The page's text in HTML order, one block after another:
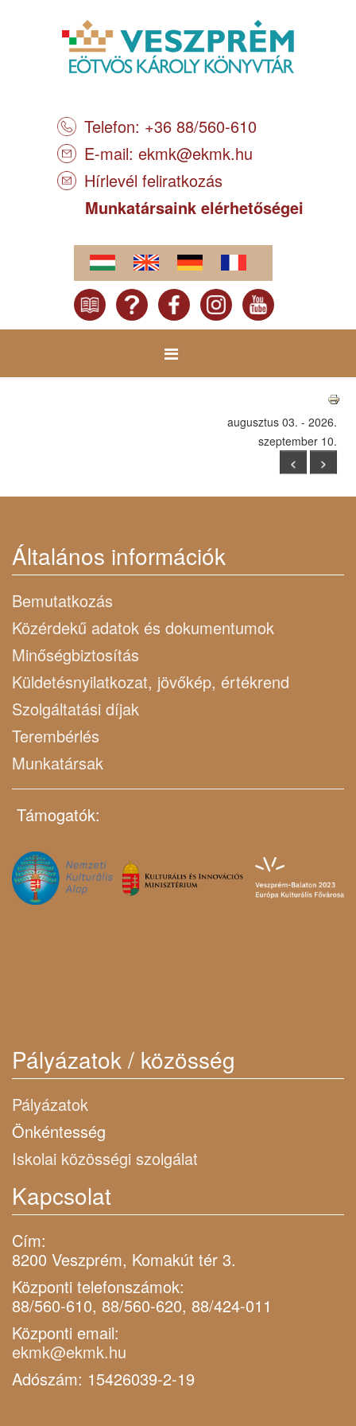
Telefon: +36 88/560-610
E-mail: ekmk@ekmk.hu
Hírlevél feliratkozás
Munkatársaink elérhetőségei
augusztus 03. - 2026.
szeptember 10.
<
>
Általános információk
Bemutatkozás
Közérdekű adatok és dokumentumok
Minőségbiztosítás
Küldetésnyilatkozat, jövőkép, értékrend
Szolgáltatási díjak
Terembérlés
Munkatársak
Támogatók:
Pályázatok / közösség
Pályázatok
Önkéntesség
Iskolai közösségi szolgálat
Kapcsolat
Cím:
8200 Veszprém, Komakút tér 3.
Központi telefonszámok:
88/560-610, 88/560-620, 88/424-011
Központi email:
ekmk@ekmk.hu
Adószám: 15426039-2-19